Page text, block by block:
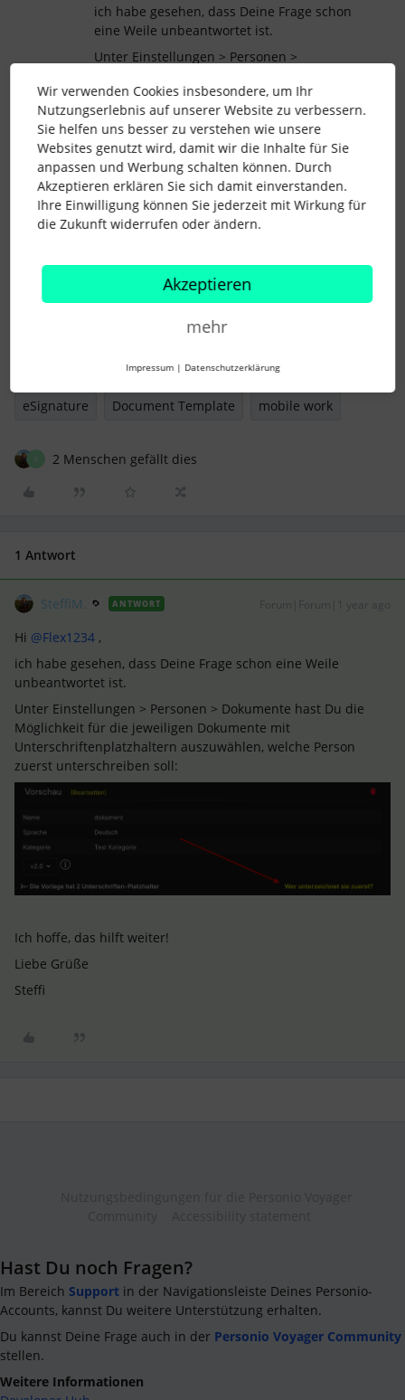
ich habe gesehen, dass Deine Frage schon
eine Weile unbeantwortet ist.
Unter Einstellungen > Personen >
jeweiligen Dokumente mit
Unterschriftenplatzhaltern auszuwählen,
welche Person zuerst unterschreiben soll:
eSignature Document Template mobile work
2 Menschen gefällt dies
1 Antwort
SteffiM. ANTWORT
Hi ​ @Flex1234 ,
ich habe gesehen, dass Deine Frage schon eine Weile
unbeantwortet ist.
Unter Einstellungen > Personen > Dokumente hast Du die
Möglichkeit für die jeweiligen Dokumente mit
Unterschriftenplatzhaltern auszuwählen, welche Person
zuerst unterschreiben soll:
Ich hoffe, das hilft weiter!
Liebe Grüße
Steffi
Hast Du noch Fragen?
Im Bereich Support in der Navigationsleiste Deines Personio-
Accounts, kannst Du weitere Unterstützung erhalten.
Du kannst Deine Frage auch in der Personio Voyager Community
stellen.
Weitere Informationen
Wir verwenden Cookies insbesondere, um Ihr
Nutzungserlebnis auf unserer Website zu verbessern.
Sie helfen uns besser zu verstehen wie unsere
Websites genutzt wird, damit wir die Inhalte für Sie
anpassen und Werbung schalten können. Durch
Akzeptieren erklären Sie sich damit einverstanden.
Ihre Einwilligung können Sie jederzeit mit Wirkung für
die Zukunft widerrufen oder ändern.
Akzeptieren
mehr
Impressum | Datenschutzerklärung